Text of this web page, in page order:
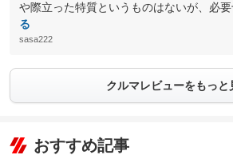
や際立った特質というものはないが、必要
る
sasa222
クルマレビューをもっと
おすすめ記事